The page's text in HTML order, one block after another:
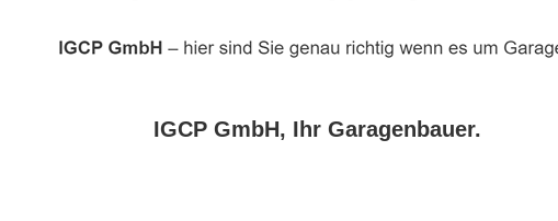
IGCP GmbH, Ihr Garagenbauer.